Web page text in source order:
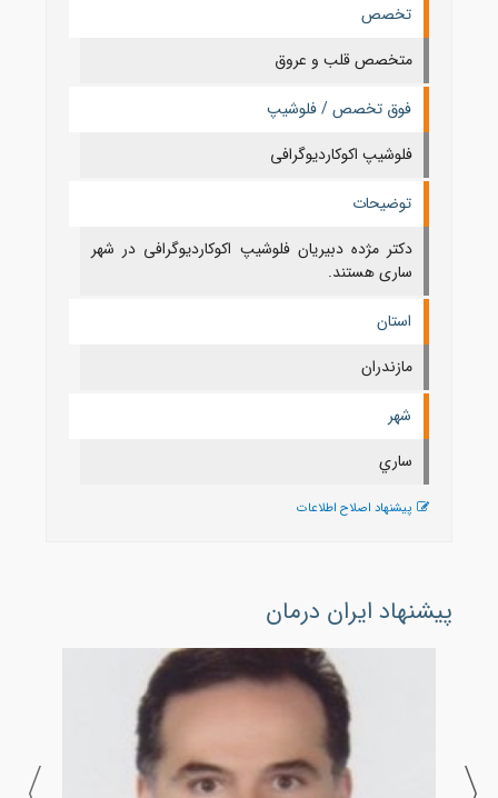
تخصص
متخصص قلب و عروق
فوق تخصص / فلوشیپ
فلوشیپ اکوکاردیوگرافی
توضیحات
دکتر مژده دبیریان فلوشیپ اکوکاردیوگرافی در شهر
ساری هستند.
استان
مازندران
شهر
ساري
پیشنهاد اصلاح اطلاعات
پیشنهاد ایران درمان